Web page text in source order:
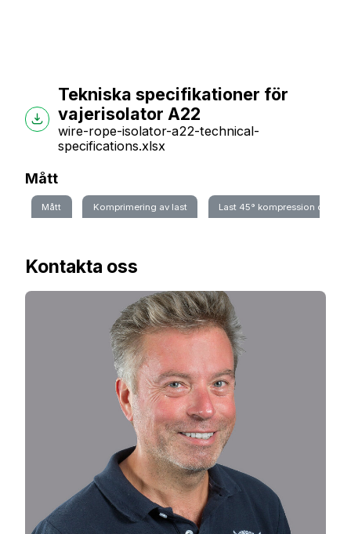
Tekniska specifikationer för
vajerisolator A22
wire-rope-isolator-a22-technical-
specifications.xlsx
Mått
Mått Komprimering av last Last 45° kompression och
Kontakta oss